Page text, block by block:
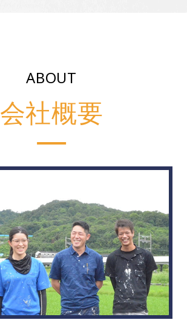
ABOUT
会社概要